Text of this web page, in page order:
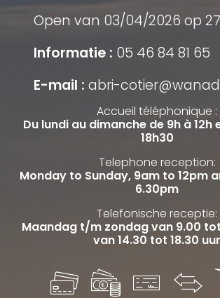
Open van 03/04/2026 op
Informatie : 05 46 84 81 65
E-mail : abri-
Accueil téléphonique :
Du lundi au dimanche de 9h à 12h
18h30
Telephone reception:
Monday to Sunday, 9am to 12pm
6.30pm
Telefonische receptie:
Maandag t/m zondag van 9.00
van 14.30 tot 18.30 uur